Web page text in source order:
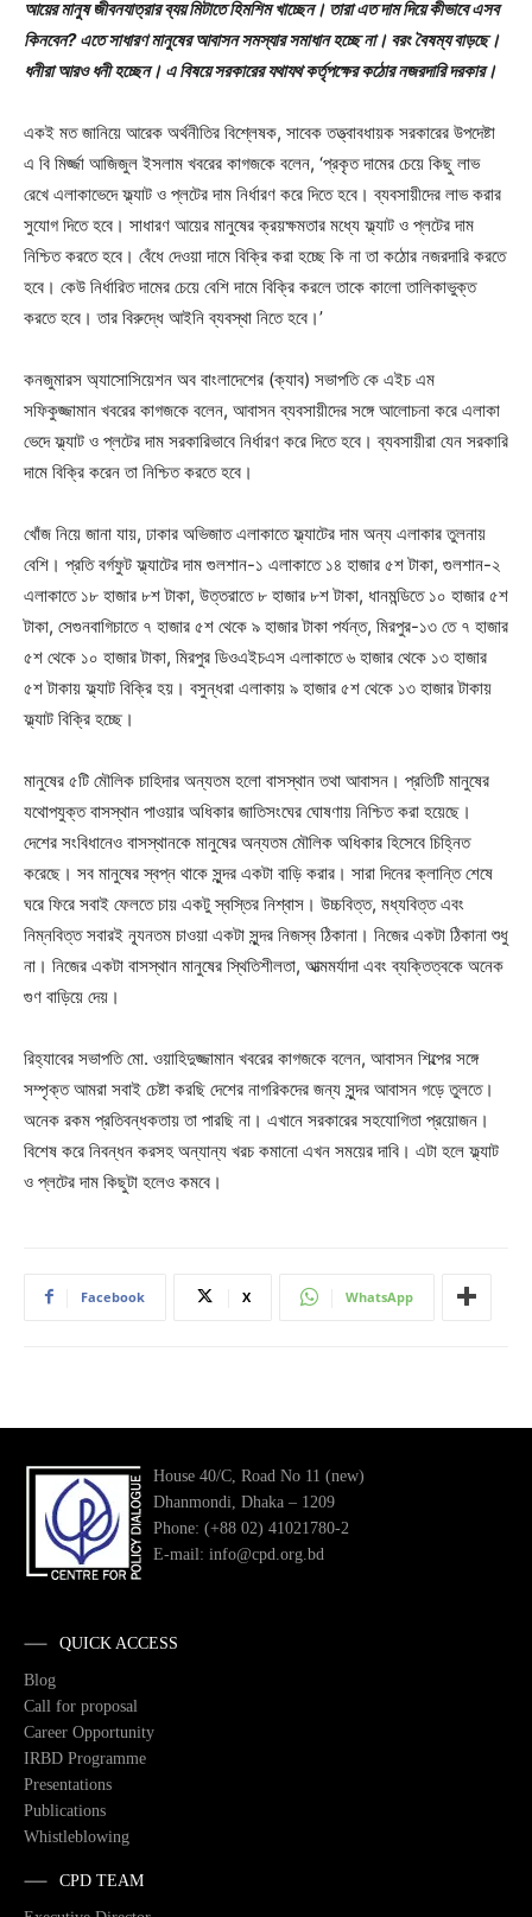
আয়ের মানুষ জীবনযাত্রার ব্যয় মিটাতে হিমশিম খাচ্ছেন। তারা এত দাম দিয়ে কীভাবে এসব
কিনবেন? এতে সাধারণ মানুষের আবাসন সমস্যার সমাধান হচ্ছে না। বরং বৈষম্য বাড়ছে।
ধনীরা আরও ধনী হচ্ছেন। এ বিষয়ে সরকারের যথাযথ কর্তৃপক্ষের কঠোর নজরদারি দরকার।
একই মত জানিয়ে আরেক অর্থনীতির বিশ্লেষক, সাবেক তত্ত্বাবধায়ক সরকারের উপদেষ্টা
এ বি মির্জ্জা আজিজুল ইসলাম খবরের কাগজকে বলেন, ‘প্রকৃত দামের চেয়ে কিছু লাভ
রেখে এলাকাভেদে ফ্ল্যাট ও প্লটের দাম নির্ধারণ করে দিতে হবে। ব্যবসায়ীদের লাভ করার
সুযোগ দিতে হবে। সাধারণ আয়ের মানুষের ক্রয়ক্ষমতার মধ্যে ফ্ল্যাট ও প্লটের দাম
নিশ্চিত করতে হবে। বেঁধে দেওয়া দামে বিক্রি করা হচ্ছে কি না তা কঠোর নজরদারি করতে
হবে। কেউ নির্ধারিত দামের চেয়ে বেশি দামে বিক্রি করলে তাকে কালো তালিকাভুক্ত
করতে হবে। তার বিরুদ্ধে আইনি ব্যবস্থা নিতে হবে।’
কনজুমারস অ্যাসোসিয়েশন অব বাংলাদেশের (ক্যাব) সভাপতি কে এইচ এম
সফিকুজ্জামান খবরের কাগজকে বলেন, আবাসন ব্যবসায়ীদের সঙ্গে আলোচনা করে এলাকা
ভেদে ফ্ল্যাট ও প্লটের দাম সরকারিভাবে নির্ধারণ করে দিতে হবে। ব্যবসায়ীরা যেন সরকারি
দামে বিক্রি করেন তা নিশ্চিত করতে হবে।
খোঁজ নিয়ে জানা যায়, ঢাকার অভিজাত এলাকাতে ফ্ল্যাটের দাম অন্য এলাকার তুলনায়
বেশি। প্রতি বর্গফুট ফ্ল্যাটের দাম গুলশান-১ এলাকাতে ১৪ হাজার ৫শ টাকা, গুলশান-২
এলাকাতে ১৮ হাজার ৮শ টাকা, উত্তরাতে ৮ হাজার ৮শ টাকা, ধানমন্ডিতে ১০ হাজার ৫শ
টাকা, সেগুনবাগিচাতে ৭ হাজার ৫শ থেকে ৯ হাজার টাকা পর্যন্ত, মিরপুর-১৩ তে ৭ হাজার
৫শ থেকে ১০ হাজার টাকা, মিরপুর ডিওএইচএস এলাকাতে ৬ হাজার থেকে ১৩ হাজার
৫শ টাকায় ফ্ল্যাট বিক্রি হয়। বসুন্ধরা এলাকায় ৯ হাজার ৫শ থেকে ১৩ হাজার টাকায়
ফ্ল্যাট বিক্রি হচ্ছে।
মানুষের ৫টি মৌলিক চাহিদার অন্যতম হলো বাসস্থান তথা আবাসন। প্রতিটি মানুষের
যথোপযুক্ত বাসস্থান পাওয়ার অধিকার জাতিসংঘের ঘোষণায় নিশ্চিত করা হয়েছে।
দেশের সংবিধানেও বাসস্থানকে মানুষের অন্যতম মৌলিক অধিকার হিসেবে চিহ্নিত
করেছে। সব মানুষের স্বপ্ন থাকে সুন্দর একটা বাড়ি করার। সারা দিনের ক্লান্তি শেষে
ঘরে ফিরে সবাই ফেলতে চায় একটু স্বস্তির নিশ্বাস। উচ্চবিত্ত, মধ্যবিত্ত এবং
নিম্নবিত্ত সবারই ন্যূনতম চাওয়া একটা সুন্দর নিজস্ব ঠিকানা। নিজের একটা ঠিকানা শুধু
না। নিজের একটা বাসস্থান মানুষের স্থিতিশীলতা, আত্মমর্যাদা এবং ব্যক্তিত্বকে অনেক
গুণ বাড়িয়ে দেয়।
রিহ্যাবের সভাপতি মো. ওয়াহিদুজ্জামান খবরের কাগজকে বলেন, আবাসন শিল্পের সঙ্গে
সম্পৃক্ত আমরা সবাই চেষ্টা করছি দেশের নাগরিকদের জন্য সুন্দর আবাসন গড়ে তুলতে।
অনেক রকম প্রতিবন্ধকতায় তা পারছি না। এখানে সরকারের সহযোগিতা প্রয়োজন।
বিশেষ করে নিবন্ধন করসহ অন্যান্য খরচ কমানো এখন সময়ের দাবি। এটা হলে ফ্ল্যাট
ও প্লটের দাম কিছুটা হলেও কমবে।
Facebook X WhatsApp
House 40/C, Road No 11 (new)
Dhanmondi, Dhaka – 1209
Phone: (+88 02) 41021780-2
E-mail: info@cpd.org.bd
QUICK ACCESS
Blog
Call for proposal
Career Opportunity
IRBD Programme
Presentations
Publications
Whistleblowing
CPD TEAM